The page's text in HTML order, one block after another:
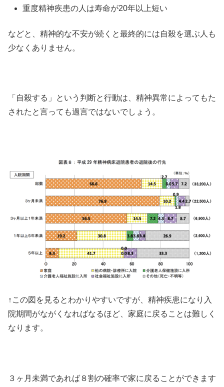
重度精神疾患の人は寿命が20年以上短い
などと、精神的な不安が続くと最終的には自殺を選ぶ人も
少なくありません。
「自殺する」という判断と行動は、精神異常によってもた
されたと言っても過言ではないでしょう。
↑この図を見るとわかりやすいですが、精神疾患になり入
院期間がながくなればなるほど、家庭に戻ることは難しく
なります。
３ヶ月未満であれば８割の確率で家に戻ることができます